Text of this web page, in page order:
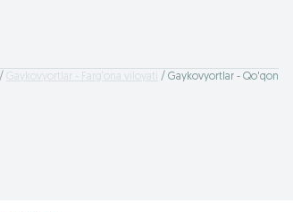
Gaykovyortlar - Farg‘ona viloyati Gaykovyortlar - Qo'qon